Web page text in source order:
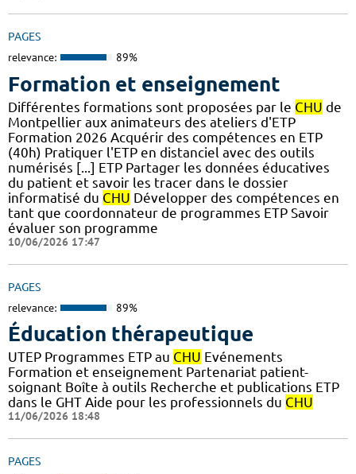
PAGES
relevance: 89%
Formation et enseignement
Différentes formations sont proposées par le CHU de
Montpellier aux animateurs des ateliers d'ETP
Formation 2026 Acquérir des compétences en ETP
(40h) Pratiquer l'ETP en distanciel avec des outils
numérisés [...] ETP Partager les données éducatives
du patient et savoir les tracer dans le dossier
informatisé du CHU Développer des compétences en
tant que coordonnateur de programmes ETP Savoir
évaluer son programme
10/06/2026 17:47
PAGES
relevance: 89%
Éducation thérapeutique
UTEP Programmes ETP au CHU Evénements
Formation et enseignement Partenariat patient-
soignant Boîte à outils Recherche et publications ETP
dans le GHT Aide pour les professionnels du CHU
11/06/2026 18:48
PAGES